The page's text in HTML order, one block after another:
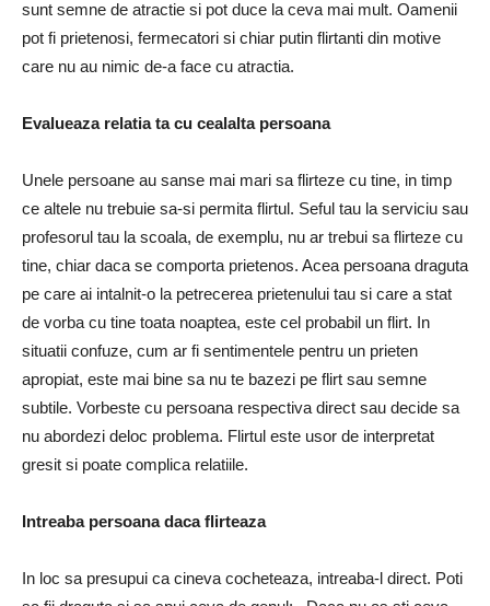
sunt semne de atractie si pot duce la ceva mai mult. Oamenii
pot fi prietenosi, fermecatori si chiar putin flirtanti din motive
care nu au nimic de-a face cu atractia.
Evalueaza relatia ta cu cealalta persoana
Unele persoane au sanse mai mari sa flirteze cu tine, in timp
ce altele nu trebuie sa-si permita flirtul. Seful tau la serviciu sau
profesorul tau la scoala, de exemplu, nu ar trebui sa flirteze cu
tine, chiar daca se comporta prietenos. Acea persoana draguta
pe care ai intalnit-o la petrecerea prietenului tau si care a stat
de vorba cu tine toata noaptea, este cel probabil un flirt. In
situatii confuze, cum ar fi sentimentele pentru un prieten
apropiat, este mai bine sa nu te bazezi pe flirt sau semne
subtile. Vorbeste cu persoana respectiva direct sau decide sa
nu abordezi deloc problema. Flirtul este usor de interpretat
gresit si poate complica relatiile.
Intreaba persoana daca flirteaza
In loc sa presupui ca cineva cocheteaza, intreaba-l direct. Poti